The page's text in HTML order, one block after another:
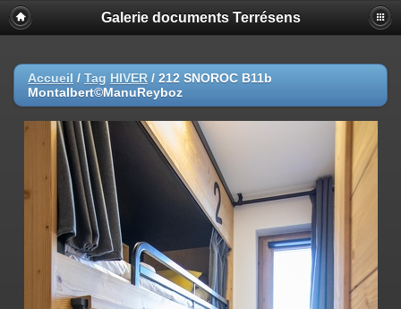
Galerie documents Terrésens
Accueil / Tag HIVER / 212 SNOROC B11b
Montalbert©ManuReyboz